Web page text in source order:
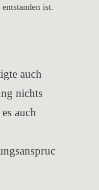
ist.
auch
nichts
auch